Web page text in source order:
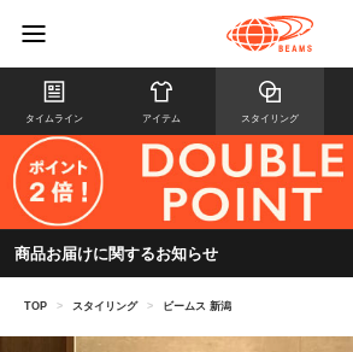
タイムライン アイテム スタイリング
商品お届けに関するお知らせ
TOP > スタイリング > ビームス 新潟